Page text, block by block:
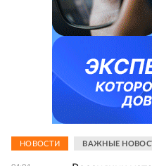
НОВОСТИ ВАЖНЫЕ